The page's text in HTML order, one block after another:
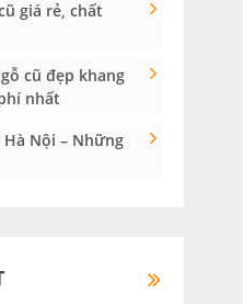
giá rẻ, chất
cũ đẹp khang
nhất
Nội – Những